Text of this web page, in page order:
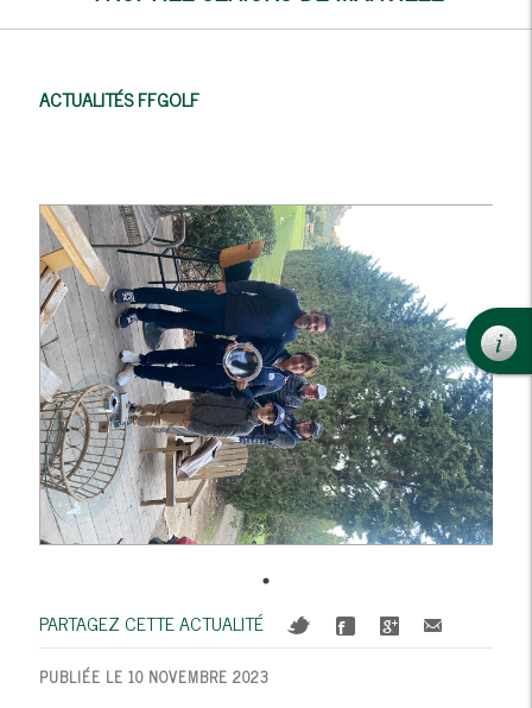
ACTUALITÉS FFGOLF
PARTAGEZ CETTE ACTUALITÉ
PUBLIÉE LE 10 NOVEMBRE 2023